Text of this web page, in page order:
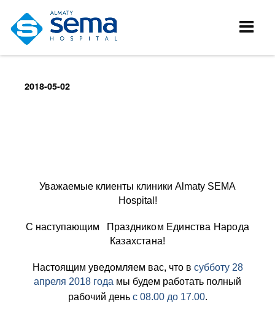
2018-05-02
Уважаемые клиенты клиники Almaty SEMA
Hospital!
С наступающим
Праздником Единства Народа
Казахстана!
Настоящим уведомляем вас, что в субботу 28
апреля 2018 года мы будем работать полный
рабочий день с 08.00 до 17.00.